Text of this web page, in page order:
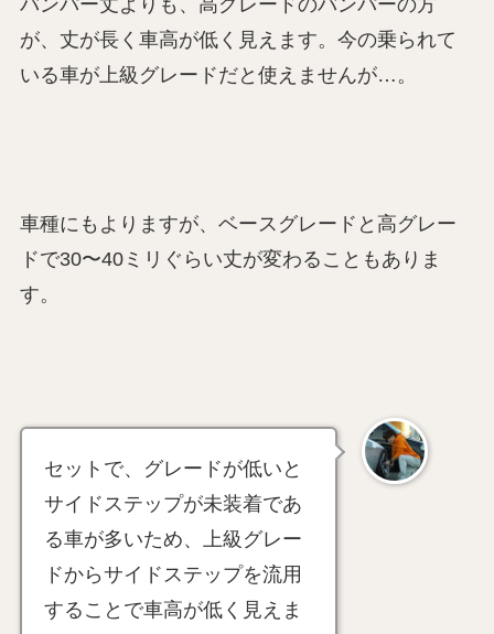
が、丈が長く車高が低く見えます。今の乗られて
いる車が上級グレードだと使えませんが…。
車種にもよりますが、ベースグレードと高グレー
ドで30〜40ミリぐらい丈が変わることもありま
す。
セットで、グレードが低いと
サイドステップが未装着であ
る車が多いため、上級グレー
ドからサイドステップを流用
することで車高が低く見えま